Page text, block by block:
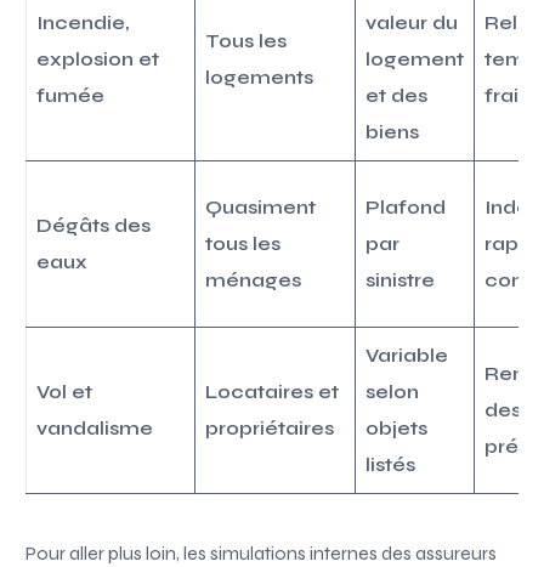
Incendie,
explosion et
fumée
Tous les
logements
valeur du
logement
et des
biens
frais
Dégâts des
eaux
Quasiment
tous les
ménages
Plafond
par
sinistre
Vol et
vandalisme
Locataires et
propriétaires
Variable
selon
objets
listés
des
Pour aller plus loin, les simulations internes des assureurs